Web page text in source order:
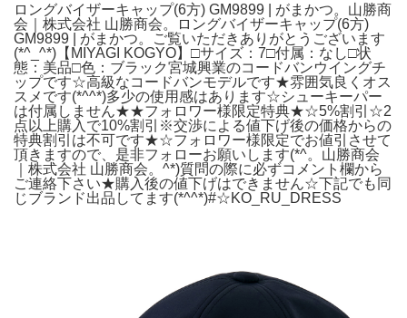
ロングバイザーキャップ(6方) GM9899 | がまかつ。山勝商
会｜株式会社 山勝商会。ロングバイザーキャップ(6方)
GM9899 | がまかつ。ご覧いただきありがとうございます
(*^_^*)【MIYAGI KOGYO】□サイズ：7□付属：なし□状
態：美品□色：ブラック宮城興業のコードバンウイングチ
ップです☆高級なコードバンモデルです★雰囲気良くオス
スメです(*^^*)多少の使用感はあります☆シューキーパー
は付属しません★★フォロワー様限定特典★☆5%割引☆2
点以上購入で10%割引※交渉による値下げ後の価格からの
特典割引は不可です★☆フォロワー様限定でお値引させて
頂きますので、是非フォローお願いします(*^。山勝商会
｜株式会社 山勝商会。^*)質問の際に必ずコメント欄から
ご連絡下さい★購入後の値下げはできません☆下記でも同
じブランド出品してます(*^^*)#☆KO_RU_DRESS